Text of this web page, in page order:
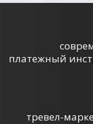
платежный
тревел-